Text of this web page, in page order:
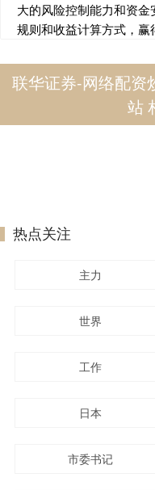
大的风险控制能力和资
规则和收益计算方式，赢
联华证券-网络配资
站
热点关注
主力
世界
工作
日本
市委书记